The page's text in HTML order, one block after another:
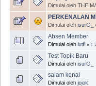
Dimulai oleh THE
PERKENALAN
Dimulai oleh isurG_
Absen Member
Dimulai oleh lutfi « 1
Test Topik Baru
Dimulai oleh isurG_
salam kenal
Dimulai oleh jojok